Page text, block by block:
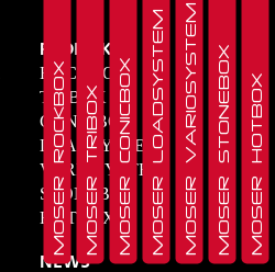
MOSER ROCKBOXMOSER TRIBOXMOSER CONICBOXMOSER LOADSYSTEMMOSER VARIOSYSTEMMOSER STONEBOXMOSER HOTBOX
PRODUKTE
ROCKBOX
TRIBOX
CONICBOX
LOADSYSTEM
VARIOSYSTEM
STONEBOX
HOTBOX
NEWS